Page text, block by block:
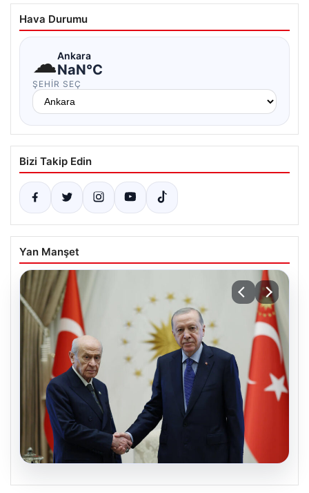
Hava Durumu
☁Ankara
NaN°C
ŞEHIR SEÇ
Bizi Takip Edin
Yan Manşet
06.08.2026